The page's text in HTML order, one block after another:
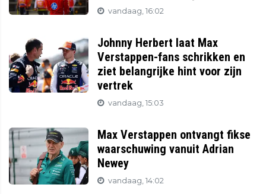
vandaag, 16:02
Johnny Herbert laat Max
Verstappen-fans schrikken en
ziet belangrijke hint voor zijn
vertrek
vandaag, 15:03
Max Verstappen ontvangt fikse
waarschuwing vanuit Adrian
Newey
vandaag, 14:02